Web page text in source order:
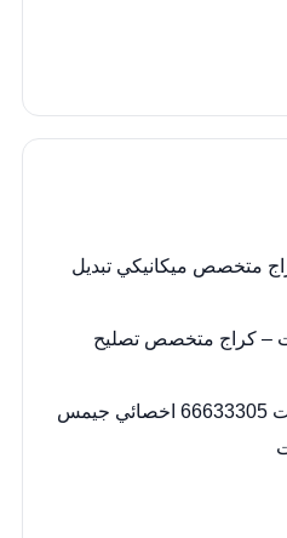
متخصص ميكانيكي تبديل
– كراج متخصص تصليح